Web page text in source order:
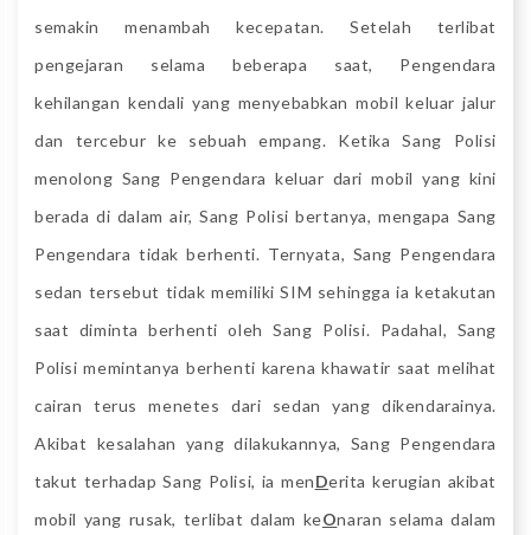
semakin menambah kecepatan. Setelah terlibat
pengejaran selama beberapa saat, Pengendara
kehilangan kendali yang menyebabkan mobil keluar jalur
dan tercebur ke sebuah empang. Ketika Sang Polisi
menolong Sang Pengendara keluar dari mobil yang kini
berada di dalam air, Sang Polisi bertanya, mengapa Sang
Pengendara tidak berhenti. Ternyata, Sang Pengendara
sedan tersebut tidak memiliki SIM sehingga ia ketakutan
saat diminta berhenti oleh Sang Polisi. Padahal, Sang
Polisi memintanya berhenti karena khawatir saat melihat
cairan terus menetes dari sedan yang dikendarainya.
Akibat kesalahan yang dilakukannya, Sang Pengendara
takut terhadap Sang Polisi, ia menDerita kerugian akibat
mobil yang rusak, terlibat dalam keOnaran selama dalam